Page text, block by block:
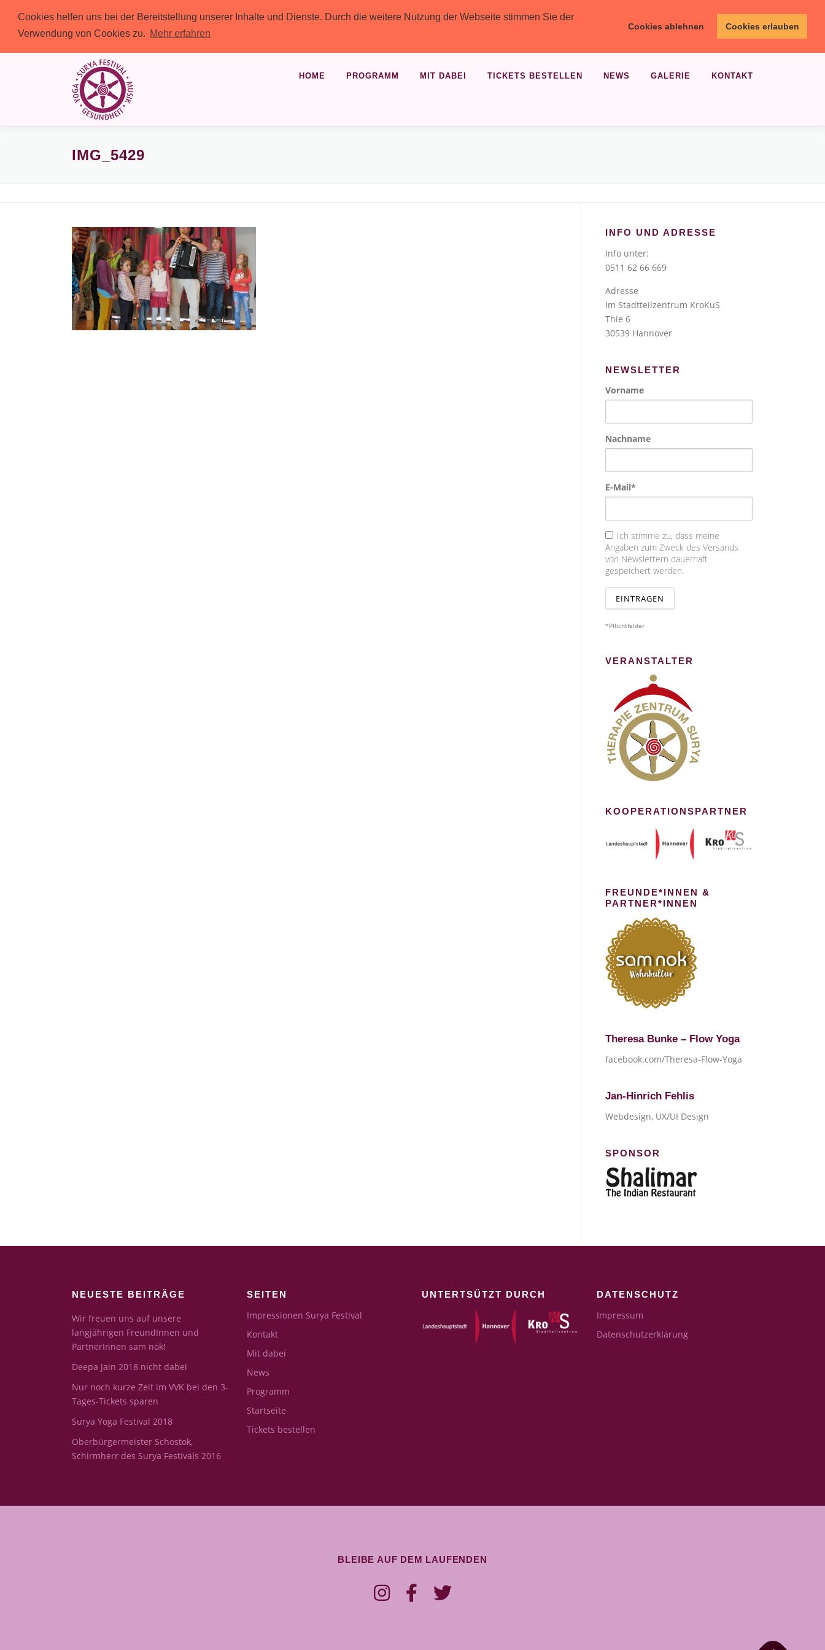
Cookies helfen uns bei der Bereitstellung unserer Inhalte und Dienste. Durch die weitere Nutzung der Webseite stimmen Sie der
Verwendung von Cookies zu. Mehr erfahren
Cookies ablehnen Cookies erlauben
HOME PROGRAMM MIT DABEI TICKETS BESTELLEN NEWS GALERIE KONTAKT
IMG_5429
INFO UND ADRESSE
Info unter:
0511 62 66 669
Adresse
Im Stadtteilzentrum KroKuS
Thie 6
30539 Hannover
NEWSLETTER
Vorname
Nachname
E-Mail*
Ich stimme zu, dass meine
Angaben zum Zweck des Versands
von Newslettern dauerhaft
gespeichert werden.
*Pflichtfelder
VERANSTALTER
KOOPERATIONSPARTNER
FREUNDE*INNEN &
PARTNER*INNEN
Theresa Bunke – Flow Yoga
facebook.com/Theresa-Flow-Yoga
Jan-Hinrich Fehlis
Webdesign, UX/UI Design
SPONSOR
NEUESTE BEITRÄGE
Wir freuen uns auf unsere
langjährigen FreundInnen und
PartnerInnen sam nok!
Deepa Jain 2018 nicht dabei
Nur noch kurze Zeit im VVK bei den 3-
Tages-Tickets sparen
Surya Yoga Festival 2018
Oberbürgermeister Schostok,
Schirmherr des Surya Festivals 2016
SEITEN
Impressionen Surya Festival
Kontakt
Mit dabei
News
Programm
Startseite
Tickets bestellen
UNTERTSÜTZT DURCH DATENSCHUTZ
Impressum
Datenschutzerklärung
BLEIBE AUF DEM LAUFENDEN